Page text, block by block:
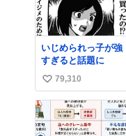
数
いじめられっ子が強
すぎると話題に
い
い
ね
数
79,310